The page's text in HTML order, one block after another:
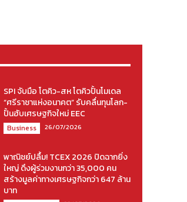
SPI จับมือ โตคิว-สห โตคิวปั้นโมเดล
“ศรีราชาแห่งอนาคต” รับคลื่นทุนโลก-
ปั้นฮับเศรษฐกิจใหม่ EEC
Business 26/07/2026
พาณิชย์ปลื้ม! TCEX 2026 ปิดฉากยิ่ง
ใหญ่ ดึงผู้ร่วมงานกว่า 35,000 คน
สร้างมูลค่าทางเศรษฐกิจกว่า 647 ล้าน
บาท